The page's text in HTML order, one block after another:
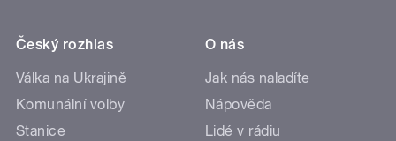
Český rozhlas
Válka na Ukrajině
Komunální volby
Stanice
O nás
Jak nás naladíte
Nápověda
Lidé v rádiu